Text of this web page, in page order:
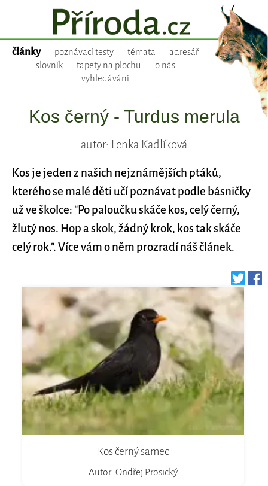
články poznávací testy témata
adresář
slovník
tapety na plochu
o nás
vyhledávání
Kos černý - Turdus merula
autor: Lenka Kadlíková
Kos je jeden z našich nejznámějších ptáků,
kterého se malé děti učí poznávat podle básničky
už ve školce: "Po paloučku skáče kos, celý černý,
žlutý nos. Hop a skok, žádný krok, kos tak skáče
celý rok.". Více vám o něm prozradí náš článek.
Kos černý samec
Autor: Ondřej Prosický